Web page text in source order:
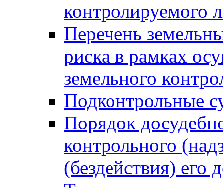
контролируемого
Перечень
риска в рамках
земельного
Подконтрольные
Порядок
контрольного
(бездействия)